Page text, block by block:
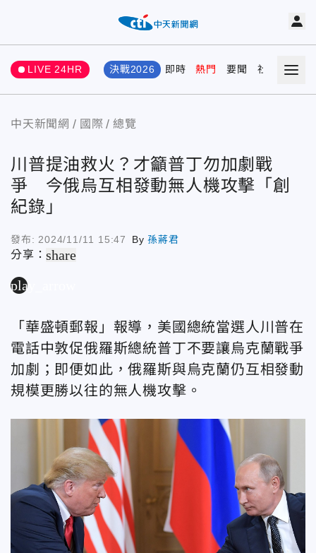
LIVE 24HR 決戰2026 即時 熱門 要聞 社會 娛樂
中天新聞網 國際 總覽
川普提油救火？才籲普丁勿加劇戰
爭 今俄烏互相發動無人機攻擊「創
紀錄」
發布: 2024/11/11 15:47 By孫蔣君
分享：share
play_arrow
「華盛頓郵報」報導，美國總統當選人川普在
電話中敦促俄羅斯總統普丁不要讓烏克蘭戰爭
加劇；即便如此，俄羅斯與烏克蘭仍互相發動
規模更勝以往的無人機攻擊。